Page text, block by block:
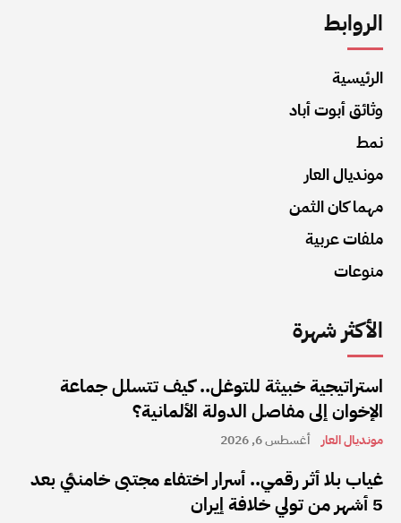
الروابط
الرئيسية
وثائق أبوت أباد
نمط
مونديال العار
مهما كان الثمن
ملفات عربية
منوعات
الأكثر شهرة
استراتيجية خبيثة للتوغل.. كيف تتسلل جماعة
الإخوان إلى مفاصل الدولة الألمانية؟
مونديال العار أغسطس 6, 2026
غياب بلا أثر رقمي.. أسرار اختفاء مجتبى خامنئي بعد
5 أشهر من تولي خلافة إيران